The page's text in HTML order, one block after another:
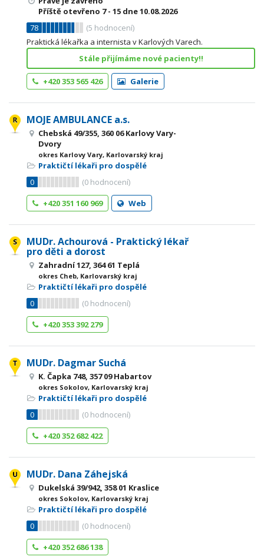
Příště otevřeno 7 - 15 dne 10.08.2026
78
(5 hodnocení)
Praktická lékařka a internista v Karlových Varech.
Stále přijímáme nové pacienty!!
+420 353 565 426 Galerie
MOJE AMBULANCE a.s.
Chebská 49/355, 360 06 Karlovy Vary-
Dvory
okres Karlovy Vary, Karlovarský kraj
Praktičtí lékaři pro dospělé
0
(0 hodnocení)
+420 351 160 969
Web
MUDr. Achourová - Praktický lékař
pro děti a dorost
Zahradní 127, 364 61 Teplá
okres Cheb, Karlovarský kraj
Praktičtí lékaři pro dospělé
0
(0 hodnocení)
+420 353 392 279
MUDr. Dagmar Suchá
K. Čapka 748, 357 09 Habartov
okres Sokolov, Karlovarský kraj
Praktičtí lékaři pro dospělé
0
(0 hodnocení)
+420 352 682 422
MUDr. Dana Záhejská
Dukelská 39/942, 358 01 Kraslice
okres Sokolov, Karlovarský kraj
Praktičtí lékaři pro dospělé
0
(0 hodnocení)
+420 352 686 138